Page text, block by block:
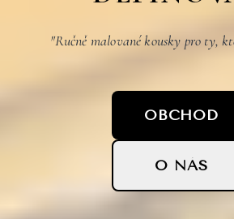
"Ručně malované kousky pro ty,
OBCHOD
O NÁS